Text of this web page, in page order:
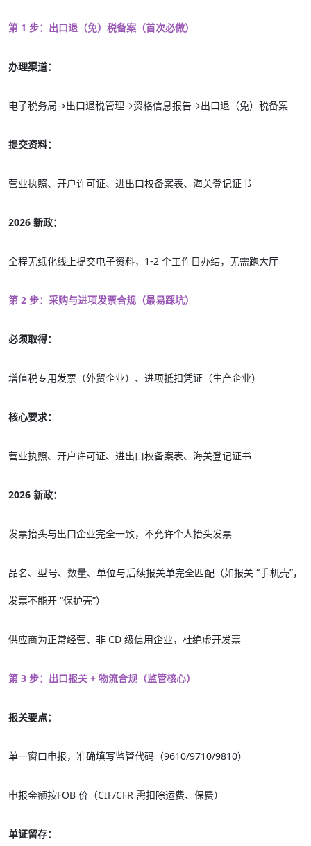
第 1 步：出口退（免）税备案（首次必做）
办理渠道：
电子税务局→出口退税管理→资格信息报告→出口退（免）税备案
提交资料：
营业执照、开户许可证、进出口权备案表、海关登记证书
2026 新政：
全程无纸化线上提交电子资料，1-2 个工作日办结，无需跑大厅
第 2 步：采购与进项发票合规（最易踩坑）
必须取得：
增值税专用发票（外贸企业）、进项抵扣凭证（生产企业）
核心要求：
营业执照、开户许可证、进出口权备案表、海关登记证书
2026 新政：
发票抬头与出口企业完全一致，不允许个人抬头发票
品名、型号、数量、单位与后续报关单完全匹配（如报关 “手机壳”，
发票不能开 “保护壳”）
供应商为正常经营、非 CD 级信用企业，杜绝虚开发票
第 3 步：出口报关 + 物流合规（监管核心）
报关要点：
单一窗口申报，准确填写监管代码（9610/9710/9810）
申报金额按FOB 价（CIF/CFR 需扣除运费、保费）
单证留存：